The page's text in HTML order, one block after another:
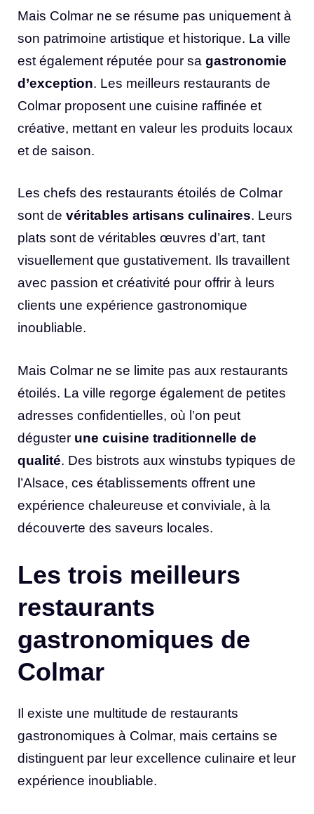
Mais Colmar ne se résume pas uniquement à
son patrimoine artistique et historique. La ville
est également réputée pour sa gastronomie
d’exception. Les meilleurs restaurants de
Colmar proposent une cuisine raffinée et
créative, mettant en valeur les produits locaux
et de saison.
Les chefs des restaurants étoilés de Colmar
sont de véritables artisans culinaires. Leurs
plats sont de véritables œuvres d’art, tant
visuellement que gustativement. Ils travaillent
avec passion et créativité pour offrir à leurs
clients une expérience gastronomique
inoubliable.
Mais Colmar ne se limite pas aux restaurants
étoilés. La ville regorge également de petites
adresses confidentielles, où l’on peut
déguster une cuisine traditionnelle de
qualité. Des bistrots aux winstubs typiques de
l’Alsace, ces établissements offrent une
expérience chaleureuse et conviviale, à la
découverte des saveurs locales.
Les trois meilleurs
restaurants
gastronomiques de
Colmar
Il existe une multitude de restaurants
gastronomiques à Colmar, mais certains se
distinguent par leur excellence culinaire et leur
expérience inoubliable.